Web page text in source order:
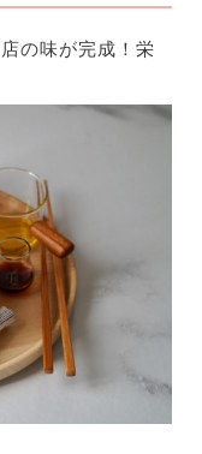
の味が完成！栄